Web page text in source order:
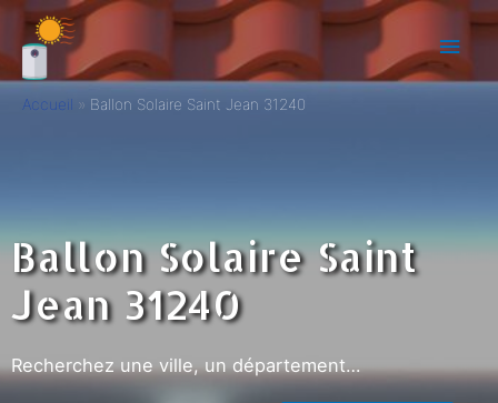
Accueil Ballon Solaire Saint Jean 31240
Ballon Solaire Saint
Jean 31240
Recherchez une ville, un département…